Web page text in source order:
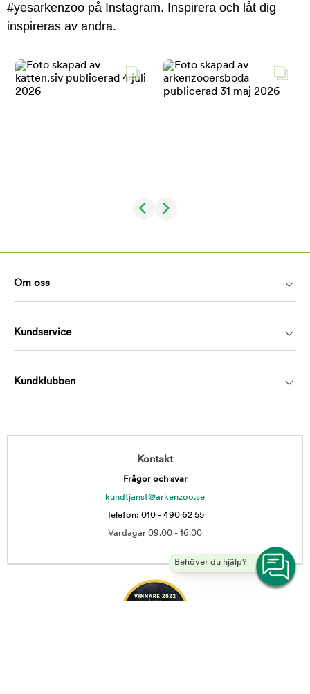
#yesarkenzoo på Instagram. Inspirera och låt dig
inspireras av andra.
Behöver du hjälp?
Om oss
Kundservice
Kundklubben
Kontakt
Frågor och svar
kundtjanst@arkenzoo.se
Telefon: 010 - 490 62 55
Vardagar 09.00 - 16.00